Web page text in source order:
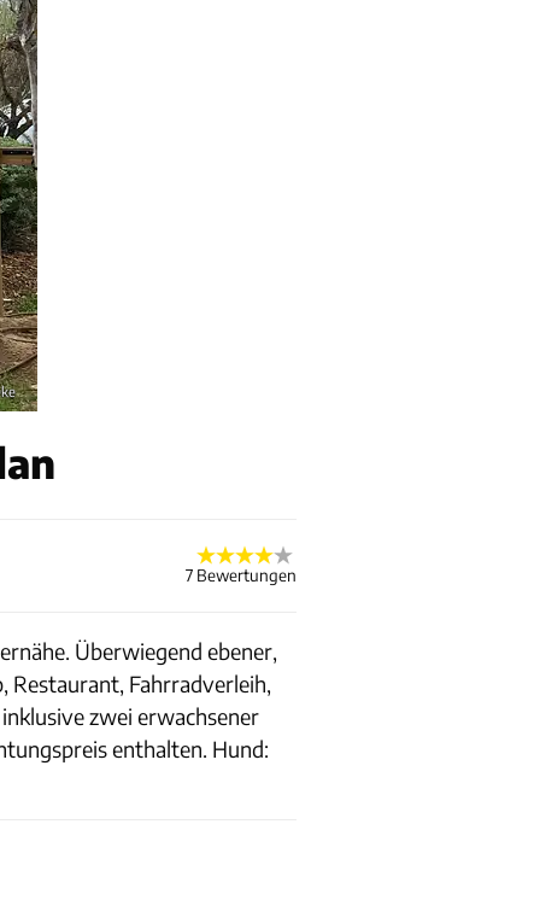
7 Bewertungen
Überwiegend ebener,
Restaurant, Fahrradverleih,
zwei erwachsener
enthalten. Hund: